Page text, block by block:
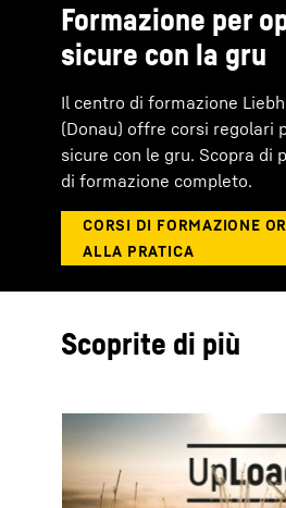
Formazione per
sicure con la gru
Il centro di formazione
(Donau) offre corsi regolari
sicure con le gru. Scopra di
di formazione completo.
Scoprite di più